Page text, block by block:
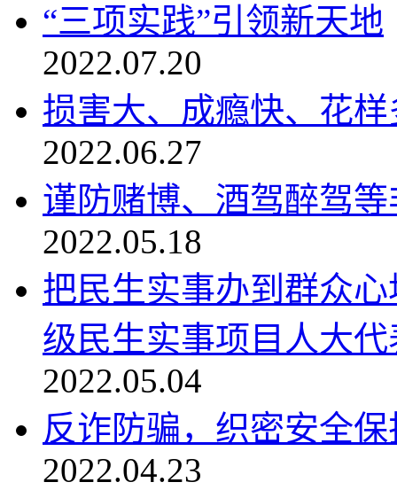
“三项实践”引领新天地
2022.07.20
损害大、成瘾快、花
2022.06.27
谨防赌博、酒驾醉驾
2022.05.18
把民生实事办到群众
级民生实事项目人大代
2022.05.04
反诈防骗，织密安全
2022.04.23